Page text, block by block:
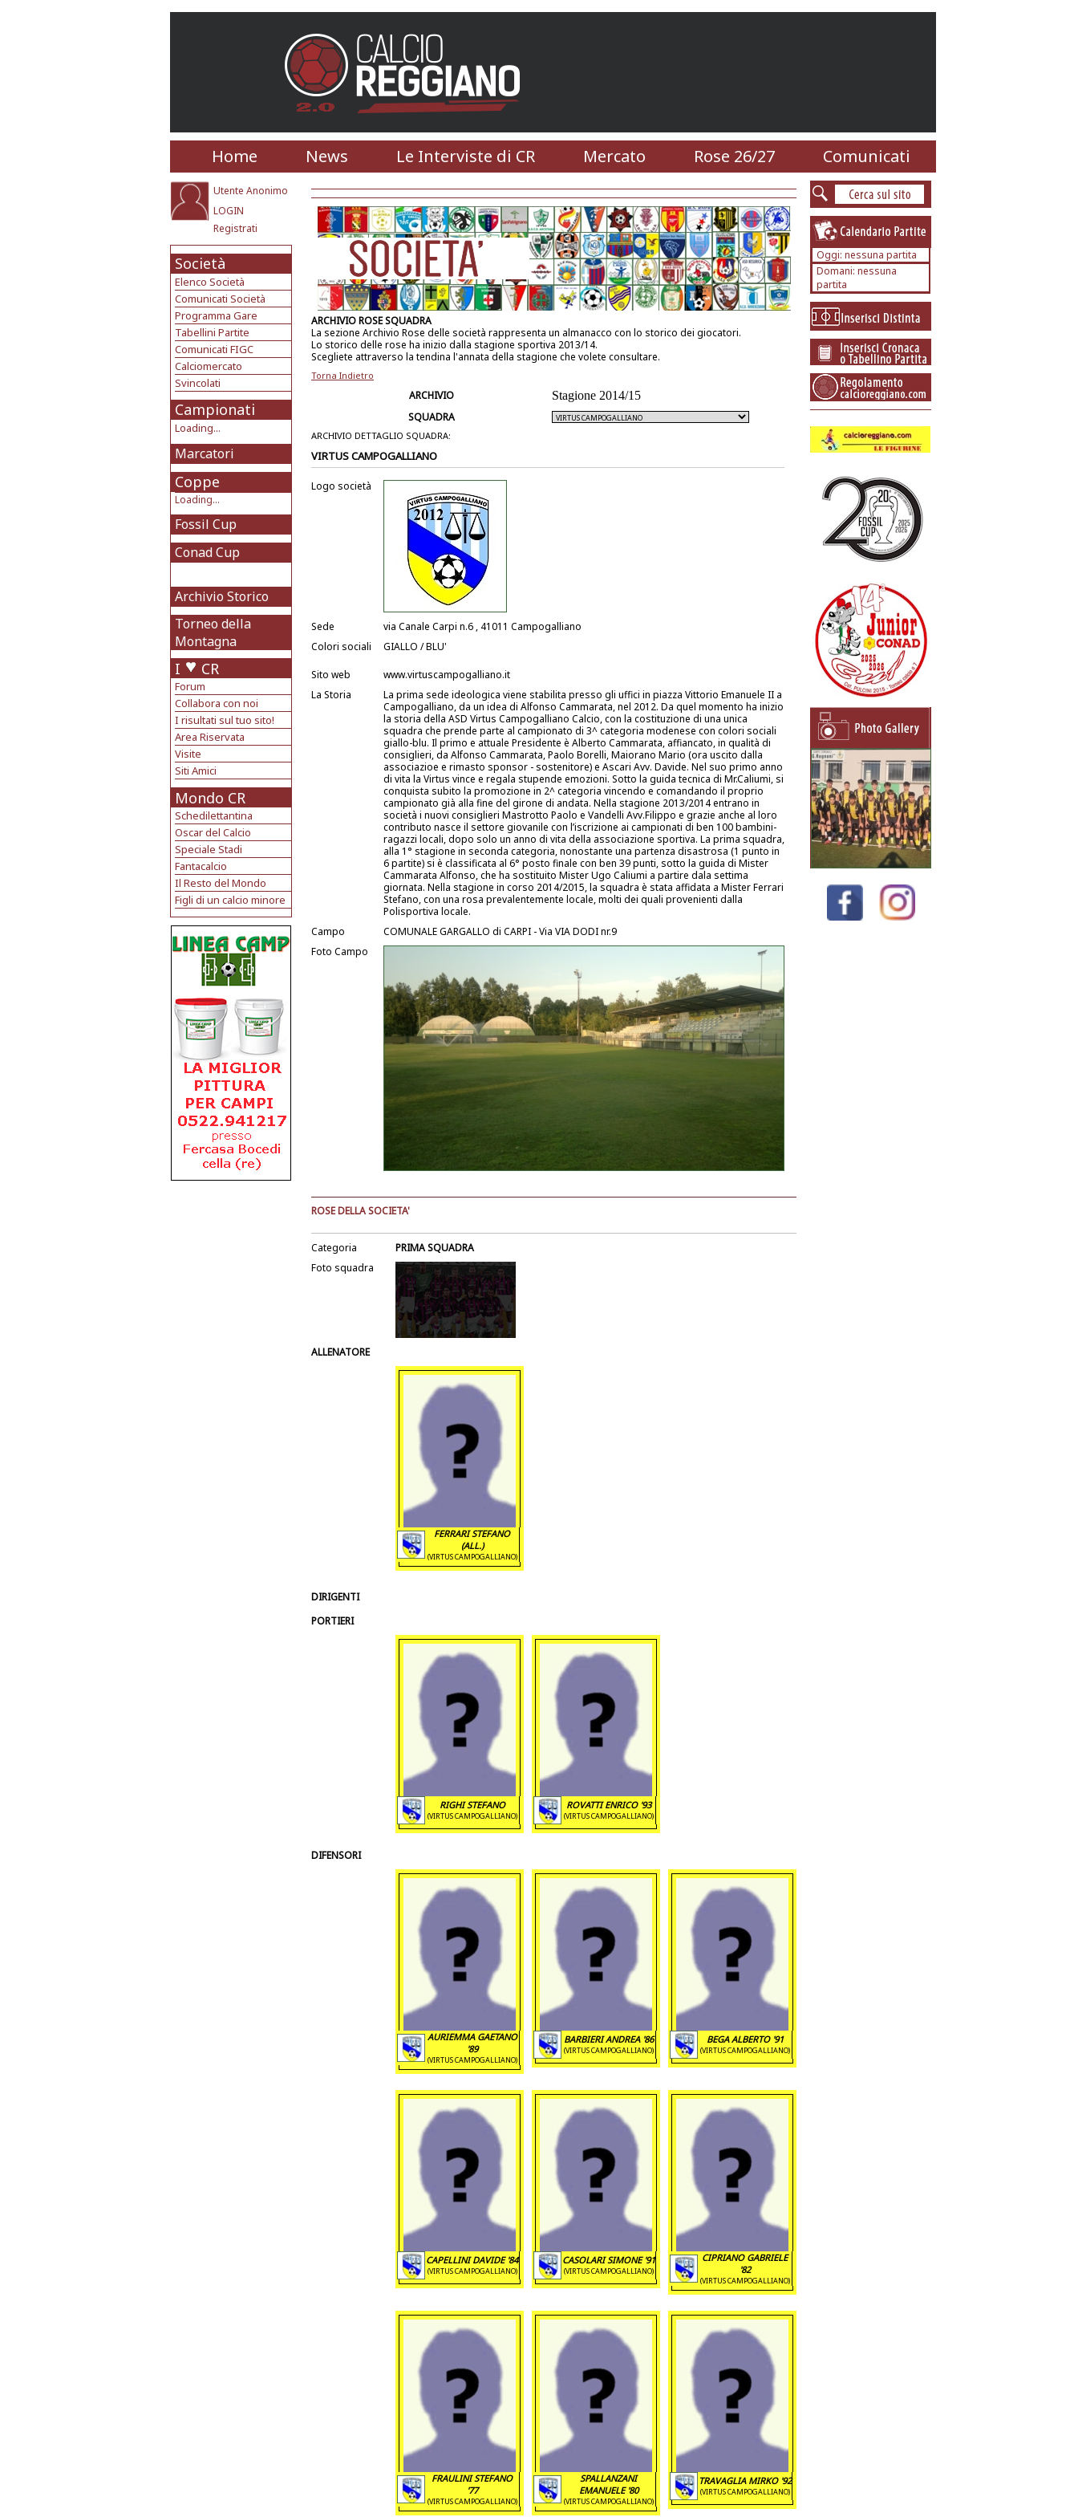
Home News Le Interviste di CR Mercato Rose 26/27 Comunicati
Utente Anonimo
LOGIN
Registrati
Società
Elenco Società
Comunicati Società
Programma Gare
Tabellini Partite
Comunicati FIGC
Calciomercato
Svincolati
Campionati
Loading...
Marcatori
Coppe
Loading...
Fossil Cup
Conad Cup
Archivio Storico
Torneo della
Montagna
I CR
Forum
Collabora con noi
I risultati sul tuo sito!
Area Riservata
Visite
Siti Amici
Mondo CR
Schedilettantina
Oscar del Calcio
Speciale Stadi
Fantacalcio
Il Resto del Mondo
Figli di un calcio minore
ARCHIVIO ROSE SQUADRA
La sezione Archivio Rose delle società rappresenta un almanacco con lo storico dei giocatori.
Lo storico delle rose ha inizio dalla stagione sportiva 2013/14.
Scegliete attraverso la tendina l'annata della stagione che volete consultare.
Torna Indietro
ARCHIVIO
Stagione 2014/15
SQUADRA
ARCHIVIO DETTAGLIO SQUADRA:
VIRTUS CAMPOGALLIANO
Logo società
Sede
via Canale Carpi n.6 , 41011 Campogalliano
Colori sociali
GIALLO / BLU'
Sito web
www.virtuscampogalliano.it
La Storia
La prima sede ideologica viene stabilita presso gli uffici in piazza Vittorio Emanuele II a
Campogalliano, da un idea di Alfonso Cammarata, nel 2012. Da quel momento ha inizio
la storia della ASD Virtus Campogalliano Calcio, con la costituzione di una unica
squadra che prende parte al campionato di 3^ categoria modenese con colori sociali
giallo-blu. Il primo e attuale Presidente è Alberto Cammarata, affiancato, in qualità di
consiglieri, da Alfonso Cammarata, Paolo Borelli, Maiorano Mario (ora uscito dalla
associazioe e rimasto sponsor - sostenitore) e Ascari Avv. Davide. Nel suo primo anno
di vita la Virtus vince e regala stupende emozioni. Sotto la guida tecnica di Mr.Caliumi, si
conquista subito la promozione in 2^ categoria vincendo e comandando il proprio
campionato già alla fine del girone di andata. Nella stagione 2013/2014 entrano in
società i nuovi consiglieri Mastrotto Paolo e Vandelli Avv.Filippo e grazie anche al loro
contributo nasce il settore giovanile con l’iscrizione ai campionati di ben 100 bambini-
ragazzi locali, dopo solo un anno di vita della associazione sportiva. La prima squadra,
alla 1° stagione in seconda categoria, nonostante una partenza disastrosa (1 punto in
6 partite) si è classificata al 6° posto finale con ben 39 punti, sotto la guida di Mister
Cammarata Alfonso, che ha sostituito Mister Ugo Caliumi a partire dala settima
giornata. Nella stagione in corso 2014/2015, la squadra è stata affidata a Mister Ferrari
Stefano, con una rosa prevalentemente locale, molti dei quali provenienti dalla
Polisportiva locale.
Campo
COMUNALE GARGALLO di CARPI - Via VIA DODI nr.9
Foto Campo
ROSE DELLA SOCIETA'
Categoria
PRIMA SQUADRA
Foto squadra
ALLENATORE
FERRARI STEFANO
(ALL.)
(VIRTUS CAMPOGALLIANO)
DIRIGENTI
PORTIERI
RIGHI STEFANO
(VIRTUS CAMPOGALLIANO)
ROVATTI ENRICO '93
(VIRTUS CAMPOGALLIANO)
DIFENSORI
AURIEMMA GAETANO
'89
(VIRTUS CAMPOGALLIANO)
BARBIERI ANDREA '86
(VIRTUS CAMPOGALLIANO)
BEGA ALBERTO '91
(VIRTUS CAMPOGALLIANO)
CAPELLINI DAVIDE '84
(VIRTUS CAMPOGALLIANO)
CASOLARI SIMONE '91
(VIRTUS CAMPOGALLIANO)
CIPRIANO GABRIELE
'82
(VIRTUS CAMPOGALLIANO)
FRAULINI STEFANO
'77
(VIRTUS CAMPOGALLIANO)
SPALLANZANI
EMANUELE '80
(VIRTUS CAMPOGALLIANO)
TRAVAGLIA MIRKO '92
(VIRTUS CAMPOGALLIANO)
Oggi: nessuna partita
Domani: nessuna
partita